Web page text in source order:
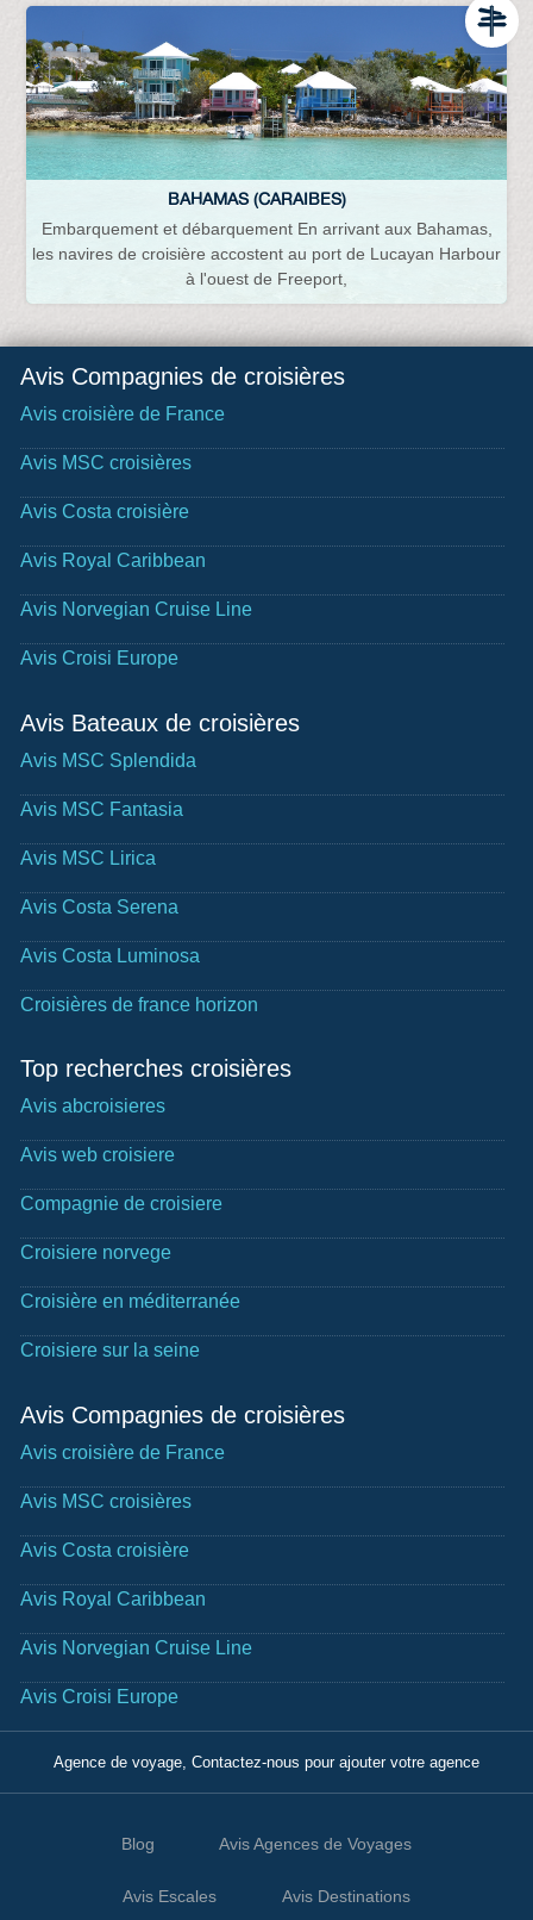
BAHAMAS (CARAIBES)
Embarquement et débarquement En arrivant aux Bahamas,
les navires de croisière accostent au port de Lucayan Harbour
à l'ouest de Freeport,
Avis Compagnies de croisières
Avis croisière de France
Avis MSC croisières
Avis Costa croisière
Avis Royal Caribbean
Avis Norvegian Cruise Line
Avis Croisi Europe
Avis Bateaux de croisières
Avis MSC Splendida
Avis MSC Fantasia
Avis MSC Lirica
Avis Costa Serena
Avis Costa Luminosa
Croisières de france horizon
Top recherches croisières
Avis abcroisieres
Avis web croisiere
Compagnie de croisiere
Croisiere norvege
Croisière en méditerranée
Croisiere sur la seine
Avis Compagnies de croisières
Avis croisière de France
Avis MSC croisières
Avis Costa croisière
Avis Royal Caribbean
Avis Norvegian Cruise Line
Avis Croisi Europe
Agence de voyage, Contactez-nous pour ajouter votre agence
Blog Avis Agences de Voyages
Avis Escales Avis Destinations